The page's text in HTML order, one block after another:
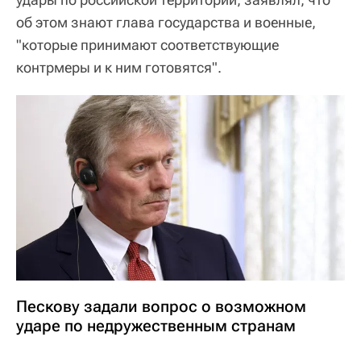
об этом знают глава государства и военные,
"которые принимают соответствующие
контрмеры и к ним готовятся".
Пескову задали вопрос о возможном
ударе по недружественным странам